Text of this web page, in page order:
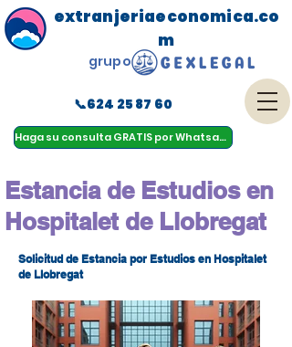
Haga su consulta GRATIS por Whatsapp
menu
extranjeriaeconomica.co
m
📞624 25 87 60
grupo
Estancia de Estudios en
Hospitalet de Llobregat
Solicitud de Estancia por Estudios en Hospitalet
de Llobregat